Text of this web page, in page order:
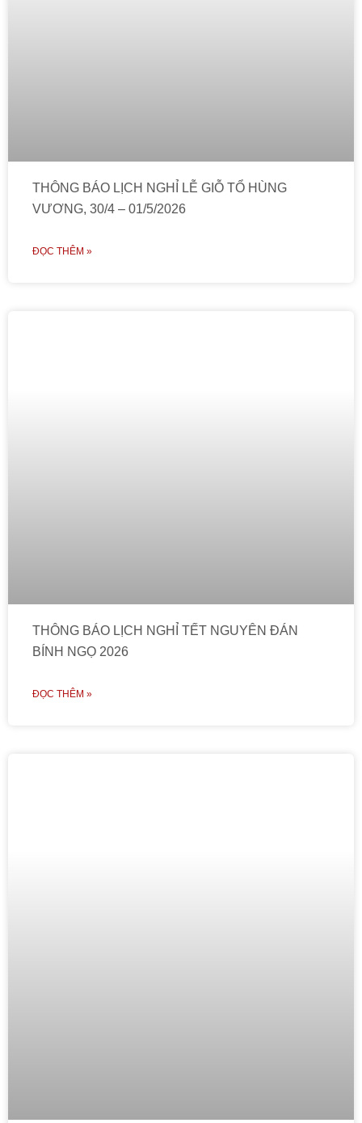
THÔNG BÁO LỊCH NGHỈ LỄ GIỖ TỔ HÙNG
VƯƠNG, 30/4 – 01/5/2026
ĐỌC THÊM »
THÔNG BÁO LỊCH NGHỈ TẾT NGUYÊN ĐÁN
BÍNH NGỌ 2026
ĐỌC THÊM »